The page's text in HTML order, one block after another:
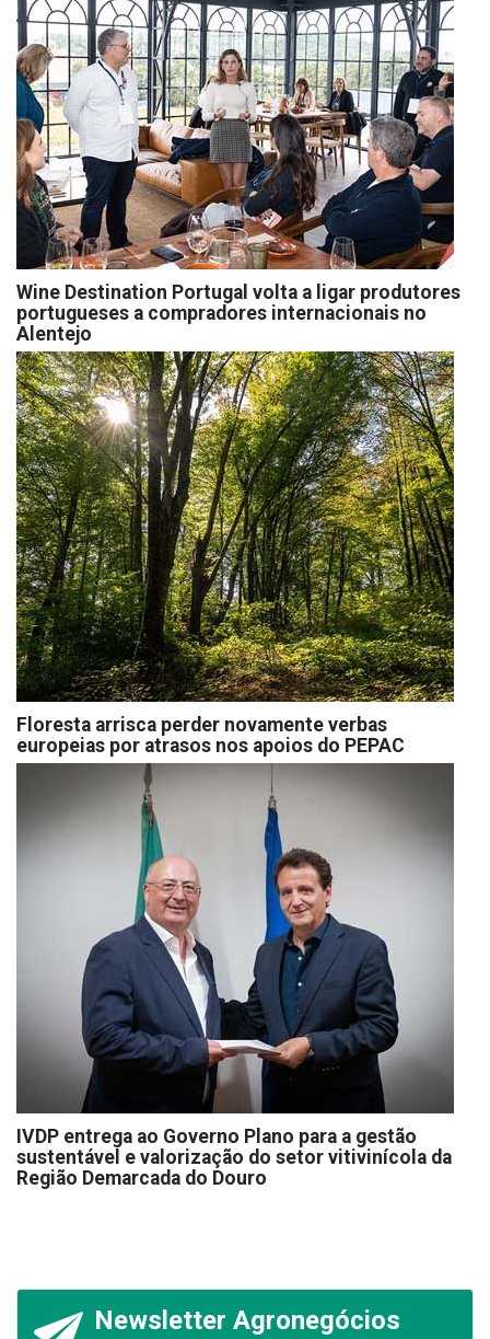
Wine Destination Portugal volta a ligar produtores
portugueses a compradores internacionais no
Alentejo
Floresta arrisca perder novamente verbas
europeias por atrasos nos apoios do PEPAC
IVDP entrega ao Governo Plano para a gestão
sustentável e valorização do setor vitivinícola da
Região Demarcada do Douro
Newsletter Agronegócios